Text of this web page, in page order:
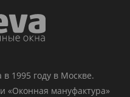
1995 году в Москве.
«Оконная мануфактура»